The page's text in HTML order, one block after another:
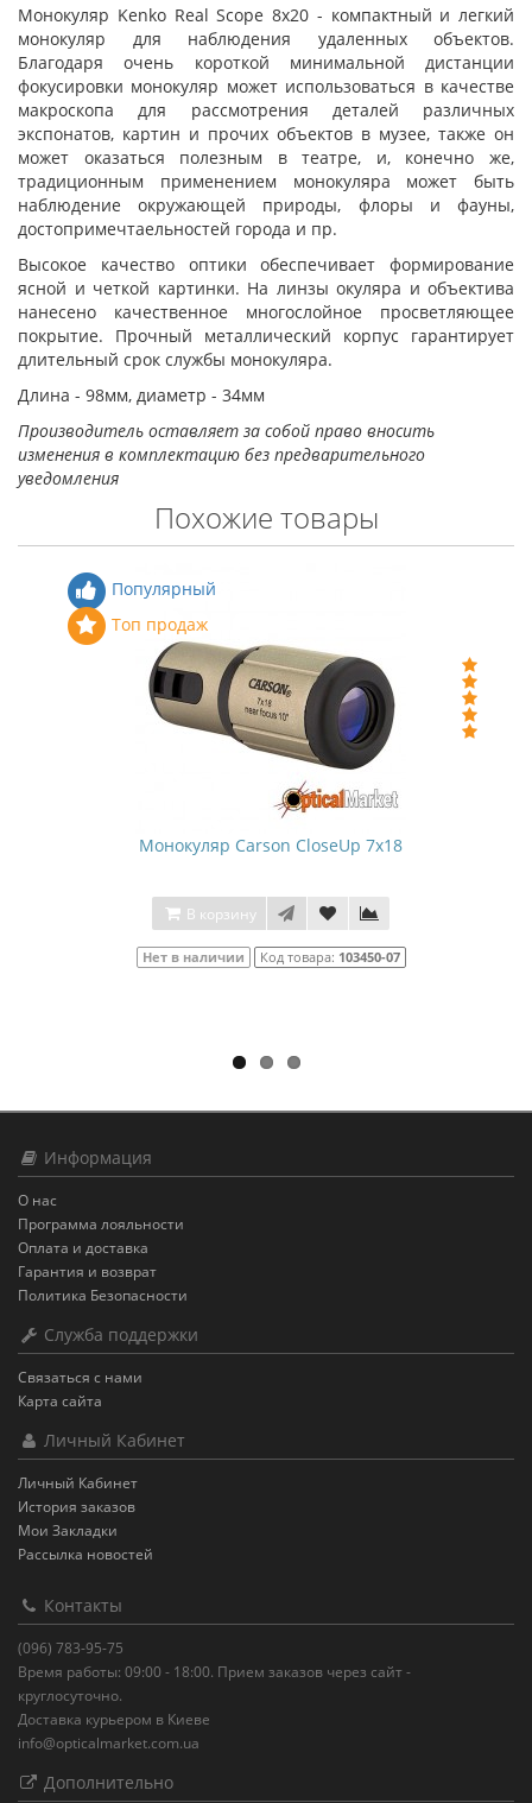
Монокуляр Kenko Real Scope 8x20 - компактный и легкий
монокуляр для наблюдения удаленных объектов.
Благодаря очень короткой минимальной дистанции
фокусировки монокуляр может использоваться в качестве
макроскопа для рассмотрения деталей различных
экспонатов, картин и прочих объектов в музее, также он
может оказаться полезным в театре, и, конечно же,
традиционным применением монокуляра может быть
наблюдение окружающей природы, флоры и фауны,
достопримечтаельностей города и пр.
Высокое качество оптики обеспечивает формирование
ясной и четкой картинки. На линзы окуляра и объектива
нанесено качественное многослойное просветляющее
покрытие. Прочный металлический корпус гарантирует
длительный срок службы монокуляра.
Длина - 98мм, диаметр - 34мм
Производитель оставляет за собой право вносить
изменения в комплектацию без предварительного
уведомления
Похожие товары
Популярный
Топ продаж
Монокуляр Carson CloseUp 7x18
В корзину
Нет в наличии Код товара: 103450-07
Информация
О нас
Программа лояльности
Оплата и доставка
Гарантия и возврат
Политика Безопасности
Служба поддержки
Связаться с нами
Карта сайта
Личный Кабинет
Личный Кабинет
История заказов
Мои Закладки
Рассылка новостей
Контакты
(096) 783-95-75
Время работы: 09:00 - 18:00. Прием заказов через сайт -
круглосуточно.
Доставка курьером в Киеве
info@opticalmarket.com.ua
Дополнительно